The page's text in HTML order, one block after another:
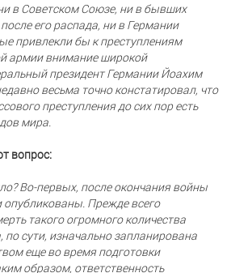
в Советском Союзе, ни в бывших
его распада, ни в Германии
привлекли бы к преступлениям
армии внимание широкой
президент Германии Йоахим
весьма точно констатировал, что
преступления до сих пор есть
мира.
вопрос:
Во-первых, после окончания войны
Прежде всего
такого огромного количества
сути, изначально запланирована
еще во время подготовки
образом, ответственность